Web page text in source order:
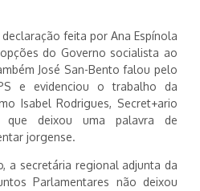
feita por Ana Espínola
do Governo socialista ao
José San-Bento falou pelo
e evidenciou o trabalho da
Isabel Rodrigues, Secret+ario
que deixou uma palavra de
jorgense.
a secretária regional adjunta da
Parlamentares não deixou